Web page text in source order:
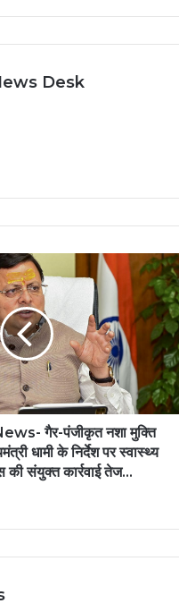
Desk
गैर-पंजीकृत नशा मुक्ति
धामी के निर्देश पर स्वास्थ्य
की संयुक्त कार्रवाई तेज…